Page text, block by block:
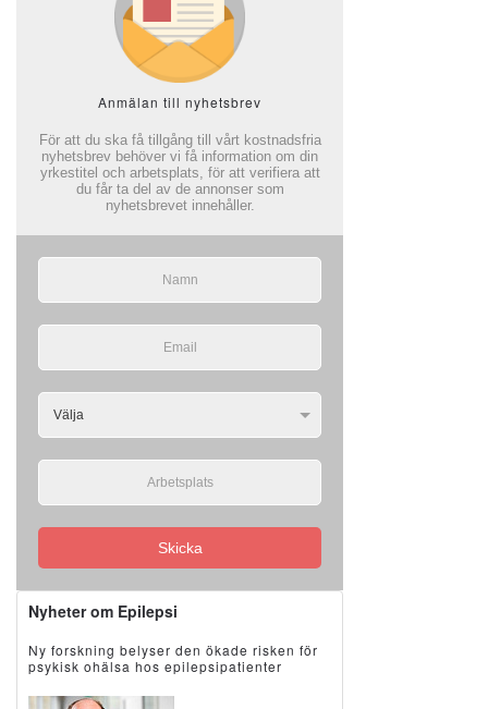
Anmälan till nyhetsbrev
För att du ska få tillgång till vårt kostnadsfria
nyhetsbrev behöver vi få information om din
yrkestitel och arbetsplats, för att verifiera att
du får ta del av de annonser som
nyhetsbrevet innehåller.
Skicka
Nyheter om Epilepsi
Ny forskning belyser den ökade risken för
psykisk ohälsa hos epilepsipatienter